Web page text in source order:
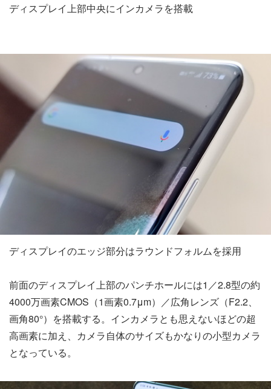
ディスプレイ上部中央にインカメラを搭載
ディスプレイのエッジ部分はラウンドフォルムを採用
前面のディスプレイ上部のパンチホールには1／2.8型の約
4000万画素CMOS（1画素0.7μm）／広角レンズ（F2.2、
画角80°）を搭載する。インカメラとも思えないほどの超
高画素に加え、カメラ自体のサイズもかなりの小型カメラ
となっている。